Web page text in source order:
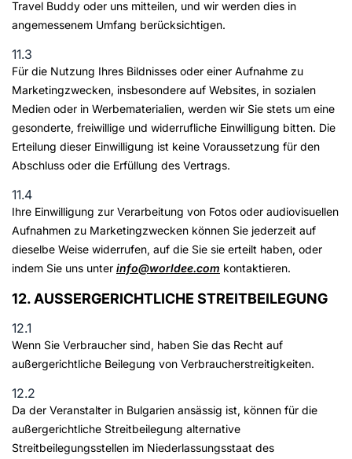
Travel Buddy oder uns mitteilen, und wir werden dies in
angemessenem Umfang berücksichtigen.
11.3
Für die Nutzung Ihres Bildnisses oder einer Aufnahme zu
Marketingzwecken, insbesondere auf Websites, in sozialen
Medien oder in Werbematerialien, werden wir Sie stets um eine
gesonderte, freiwillige und widerrufliche Einwilligung bitten. Die
Erteilung dieser Einwilligung ist keine Voraussetzung für den
Abschluss oder die Erfüllung des Vertrags.
11.4
Ihre Einwilligung zur Verarbeitung von Fotos oder audiovisuellen
Aufnahmen zu Marketingzwecken können Sie jederzeit auf
dieselbe Weise widerrufen, auf die Sie sie erteilt haben, oder
indem Sie uns unter info@worldee.com kontaktieren.
12. AUSSERGERICHTLICHE STREITBEILEGUNG
12.1
Wenn Sie Verbraucher sind, haben Sie das Recht auf
außergerichtliche Beilegung von Verbraucherstreitigkeiten.
12.2
Da der Veranstalter in Bulgarien ansässig ist, können für die
außergerichtliche Streitbeilegung alternative
Streitbeilegungsstellen im Niederlassungsstaat des